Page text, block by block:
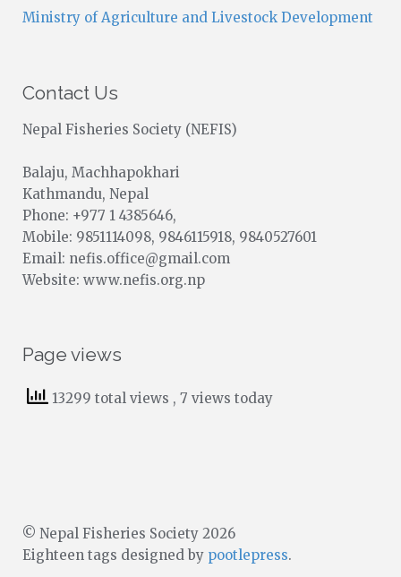
Ministry of Agriculture and Livestock Development
Contact Us
Nepal Fisheries Society (NEFIS)
Balaju, Machhapokhari
Kathmandu, Nepal
Phone: +977 1 4385646,
Mobile: 9851114098, 9846115918, 9840527601
Email: nefis.office@gmail.com
Website: www.nefis.org.np
Page views
13299 total views , 7 views today
© Nepal Fisheries Society 2026
Eighteen tags designed by pootlepress.